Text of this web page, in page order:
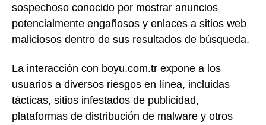
sospechoso conocido por mostrar anuncios
potencialmente engañosos y enlaces a sitios web
maliciosos dentro de sus resultados de búsqueda.
La interacción con boyu.com.tr expone a los
usuarios a diversos riesgos en línea, incluidas
tácticas, sitios infestados de publicidad,
plataformas de distribución de malware y otros